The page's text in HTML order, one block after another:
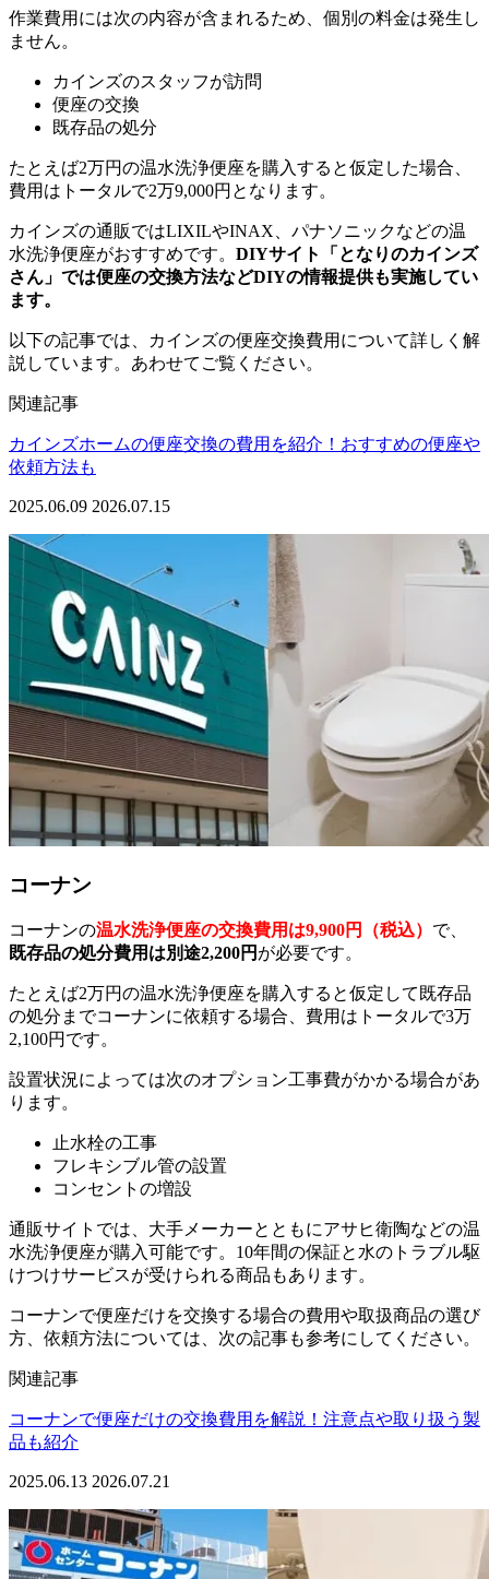
作業費用には次の内容が含まれるため、個別の料金は発生し
ません。
カインズのスタッフが訪問
便座の交換
既存品の処分
たとえば2万円の温水洗浄便座を購入すると仮定した場合、
費用はトータルで2万9,000円となります。
カインズの通販ではLIXILやINAX、パナソニックなどの温
水洗浄便座がおすすめです。 DIYサイト「となりのカインズ
さん」では便座の交換方法などDIYの情報提供も実施してい
ます。
以下の記事では、カインズの便座交換費用について詳しく解
説しています。あわせてご覧ください。
関連記事
カインズホームの便座交換の費用を紹介！おすすめの便座や
依頼方法も
2025.06.09 2026.07.15
コーナン
コーナンの温水洗浄便座の交換費用は9,900円（税込） で、
既存品の処分費用は別途2,200円 が必要です。
たとえば2万円の温水洗浄便座を購入すると仮定して既存品
の処分までコーナンに依頼する場合、費用はトータルで3万
2,100円です。
設置状況によっては次のオプション工事費がかかる場合があ
ります。
止水栓の工事
フレキシブル管の設置
コンセントの増設
通販サイトでは、大手メーカーとともにアサヒ衛陶などの温
水洗浄便座が購入可能です。10年間の保証と水のトラブル駆
けつけサービスが受けられる商品もあります。
コーナンで便座だけを交換する場合の費用や取扱商品の選び
方、依頼方法については、次の記事も参考にしてください。
関連記事
コーナンで便座だけの交換費用を解説！注意点や取り扱う製
品も紹介
2025.06.13 2026.07.21